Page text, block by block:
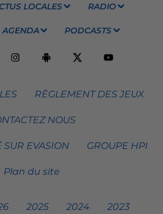
LOCALES RADIO
AGENDA PODCASTS
RÈGLEMENT DES JEUX
NOUS
SUR EVASION GROUPE HPI
Plan du site
2025 2024 2023